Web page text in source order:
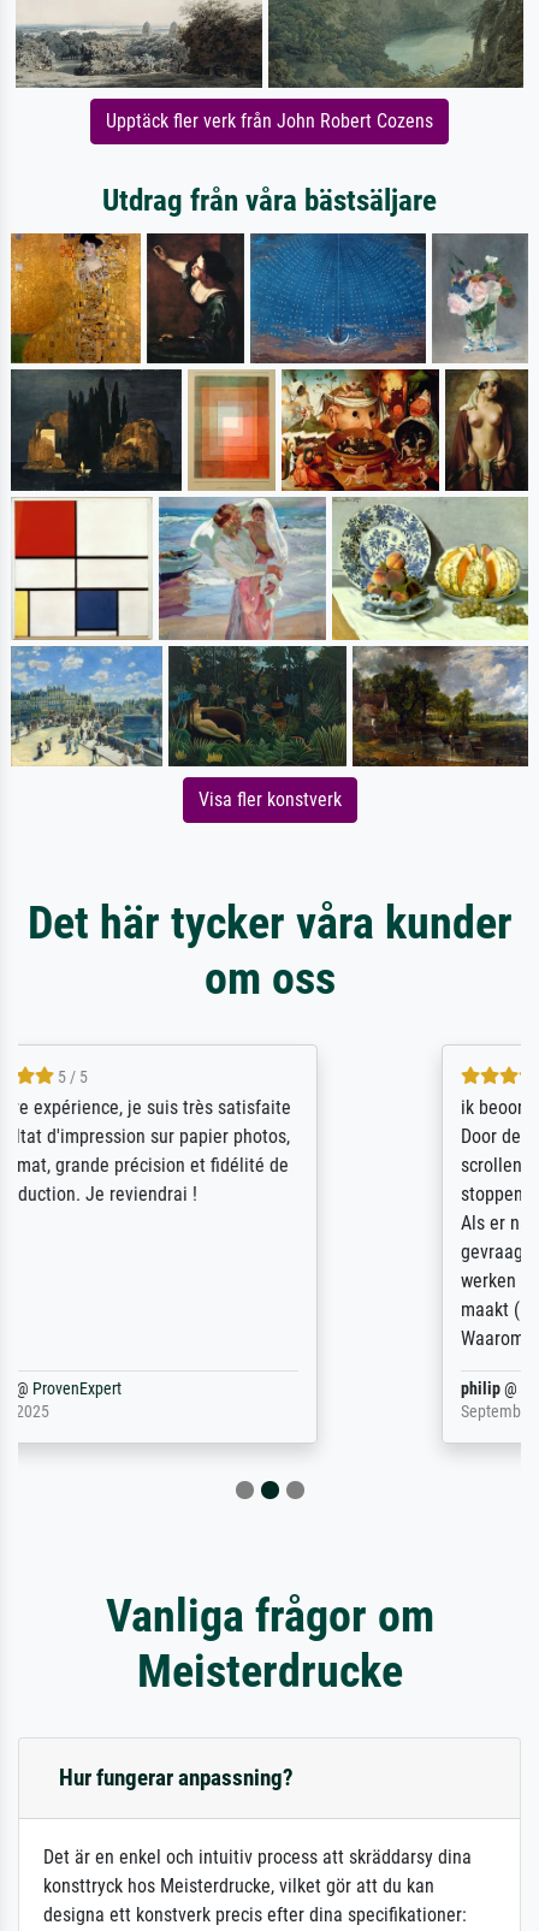
Upptäck fler verk från John Robert Cozens
Utdrag från våra bästsäljare
Visa fler konstverk
Det här tycker våra kunder
om oss
ik beoordeel Meisterdrucke zeer positief.
Door de 69505 beschikbare kunstenaars
scrollen is echter onbegonnen werk (na
stoppen begint het weer van voor af aan).
philip
Vanliga frågor om
Meisterdrucke
Hur fungerar anpassning?
Det är en enkel och intuitiv process att skräddarsy dina
konsttryck hos Meisterdrucke, vilket gör att du kan
designa ett konstverk precis efter dina specifikationer: